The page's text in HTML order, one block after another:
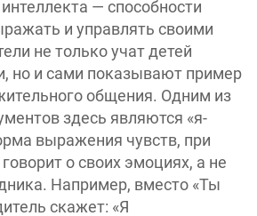
— способности
и управлять своими
не только учат детей
но и сами показывают пример
общения. Одним из
здесь являются «я-
выражения чувств, при
о своих эмоциях, а не
Например, вместо «Ты
скажет: «Я